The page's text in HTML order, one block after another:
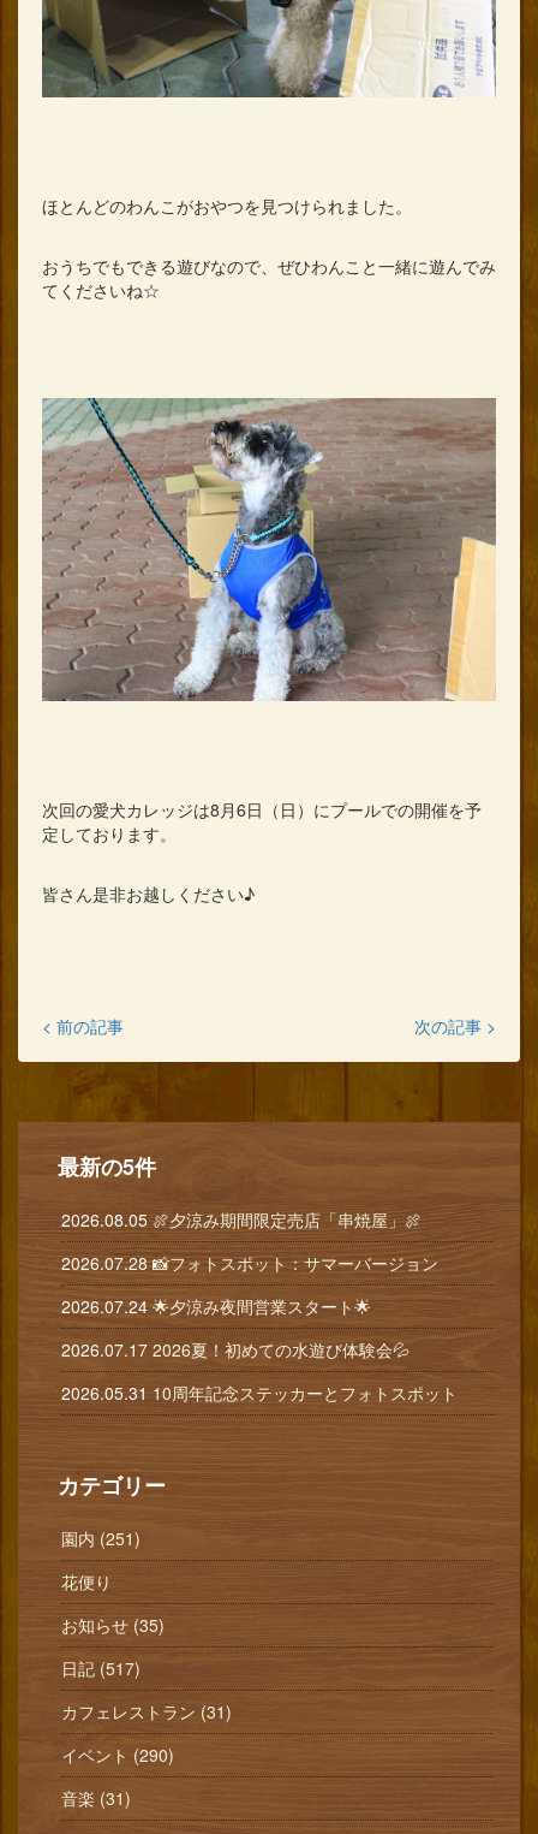
ほとんどのわんこがおやつを見つけられました。
おうちでもできる遊びなので、ぜひわんこと一緒に遊んでみ
てくださいね☆
次回の愛犬カレッジは8月6日（日）にプールでの開催を予
定しております。
皆さん是非お越しください♪
< 前の記事 次の記事 >
最新の5件
2026.08.05 🍖夕涼み期間限定売店「串焼屋」🍖
2026.07.28 📸フォトスポット：サマーバージョン
2026.07.24 🌟夕涼み夜間営業スタート🌟
2026.07.17 2026夏！初めての水遊び体験会💦
2026.05.31 10周年記念ステッカーとフォトスポット
カテゴリー
園内 (251)
花便り
お知らせ (35)
日記 (517)
カフェレストラン (31)
イベント (290)
音楽 (31)